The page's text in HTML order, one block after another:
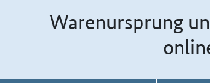
Warenursprung